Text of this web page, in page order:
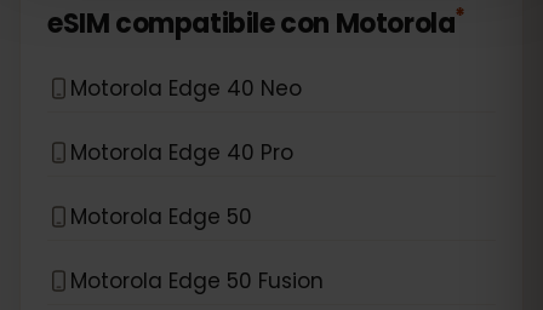
eSIM compatibile con Motorola*
Motorola Edge 40 Neo
Motorola Edge 40 Pro
Motorola Edge 50
Motorola Edge 50 Fusion